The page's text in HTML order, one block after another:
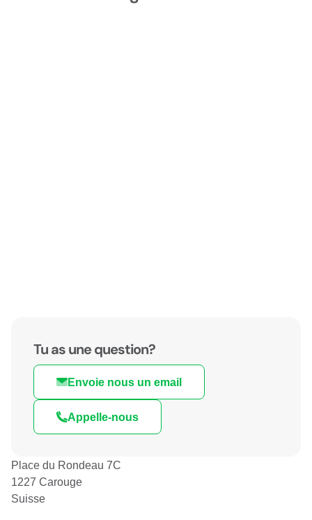
Tu as une question?
Envoie nous un email
Appelle-nous
Place du Rondeau 7C
1227 Carouge
Suisse